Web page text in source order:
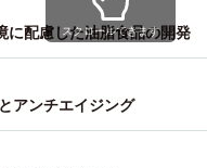
に配慮した油脂食品の開発
アンチエイジング
スクロールできます